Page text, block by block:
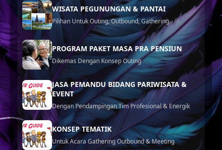
WISATA PEGUNUNGAN & PANTAI
Pilihan Untuk Outing, Outbound, Gathering
PROGRAM PAKET MASA PRA PENSIUN
Dikemas Dengan Konsep Outing
JASA PEMANDU BIDANG PARIWISATA &
EVENT
Dengan Pendampingan Tim Profesional & Energik
KONSEP TEMATIK
Untuk Acara Gathering Outbound & Meeting